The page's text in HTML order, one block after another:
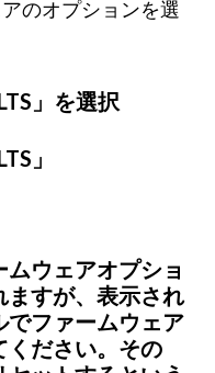
のオプションを選
」を選択
」
ウェアオプショ
ますが、表示され
でファームウェア
ください。その